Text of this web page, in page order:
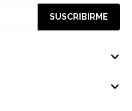
SUSCRIBIRME